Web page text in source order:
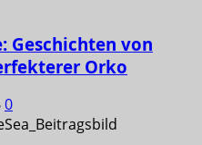
Geschichten von
Orko
0